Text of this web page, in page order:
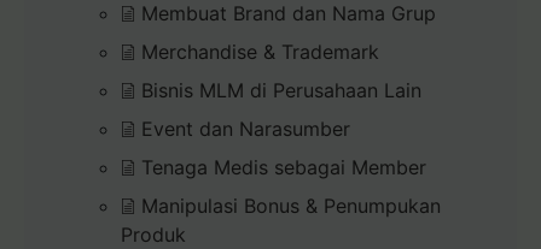
Membuat Brand dan Nama Grup
Merchandise & Trademark
Bisnis MLM di Perusahaan Lain
Event dan Narasumber
Tenaga Medis sebagai Member
Manipulasi Bonus & Penumpukan
Produk